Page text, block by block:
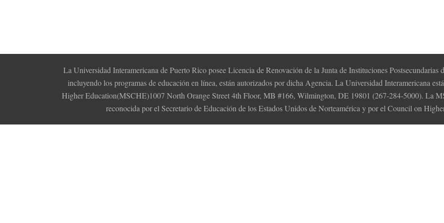
La Universidad Interamericana de Puerto Rico posee Licencia de Renovación de la Junta de Instituciones Postsecundarias
incluyendo los programas de educación en línea, están autorizados por dicha Agencia. La Universidad Interamericana
Higher Education(MSCHE)1007 North Orange Street 4th Floor, MB #166, Wilmington, DE 19801 (267-284-5000). La
reconocida por el Secretario de Educación de los Estados Unidos de Norteamérica y por el Council on